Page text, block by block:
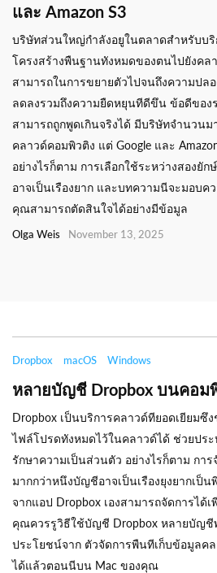
และ Amazon S3
บริษัทส่วนใหญ่กำลังอยูในตลาดสำหรับบริ
โครงสร้างพืนฐานทังหมดของตนไปยังคล
สามารถในการขยายตัวไปจนถึงความป
ลดลงรวมถึงความยืดหยุนทีดีขึน ข้อดีของ
สามารถถูกพูดเกินจริงได้ มีบริษัทจำนวนม
คลาวด์คอมพิวติง แต่ Google และ
อย่างไรก็ตาม การเลือกใช้ระหว่างสองยั
อาจเป็นเรืองยาก และบทความนีจะมอบค
คุณสามารถตัดสินใจได้อย่างมีข้อมูล
Olga Weis November 13, 2025
Dropbox macOS Windows
หลายบัญชี Dropbox บนคอมพิ
Dropbox เป็นบริการคลาวด์ทียอดเยียมซึ
ไฟล์โปรดทังหมดไว้ในคลาวด์ได้ ช่วยป
รักษาความเป็นส่วนตัว อย่างไรก็ตาม กา
มากกว่าหนึงบัญชีอาจเป็นเรืองยุงยากเป็น
จากแอป Dropbox เองสามารถจัดการได้
คุณควรรูวิธีใช้บัญชี Dropbox หลายบัญชี
ประโยชน์จาก ตัวจัดการพืนทีเก็บข้อมูลค
ได้แล้วตอนนีบน Mac ของคุณ